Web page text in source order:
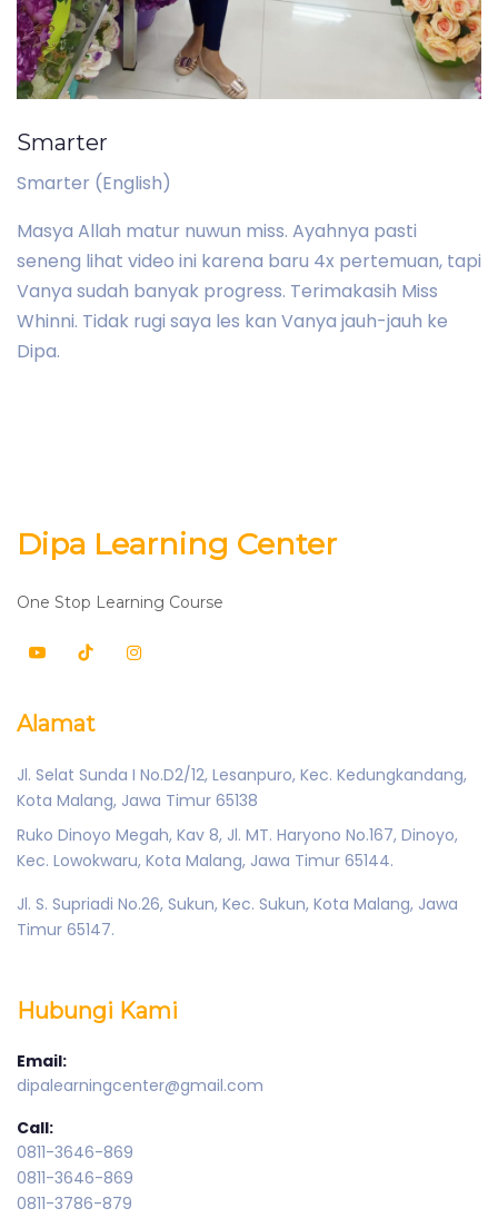
Smarter
Smarter (English)
Masya Allah matur nuwun miss. Ayahnya pasti
seneng lihat video ini karena baru 4x pertemuan, tapi
Vanya sudah banyak progress. Terimakasih Miss
Whinni. Tidak rugi saya les kan Vanya jauh-jauh ke
Dipa.
Dipa Learning Center
One Stop Learning Course
Alamat
Jl. Selat Sunda I No.D2/12, Lesanpuro, Kec. Kedungkandang,
Kota Malang, Jawa Timur 65138
Ruko Dinoyo Megah, Kav 8, Jl. MT. Haryono No.167, Dinoyo,
Kec. Lowokwaru, Kota Malang, Jawa Timur 65144.
Jl. S. Supriadi No.26, Sukun, Kec. Sukun, Kota Malang, Jawa
Timur 65147.
Hubungi Kami
Email:
dipalearningcenter@gmail.com
Call:
0811-3646-869
0811-3646-869
0811-3786-879